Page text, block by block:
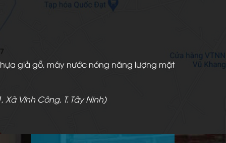
giả gỗ, máy nước nóng năng lượng mặt
Xã Vĩnh Công, T. Tây Ninh)